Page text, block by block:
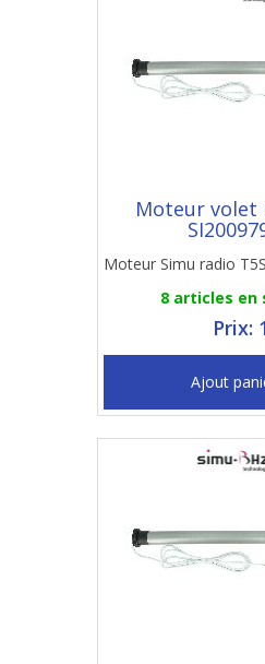
Moteur volet
Moteur Simu radio
8 articles en
Prix:
Ajout